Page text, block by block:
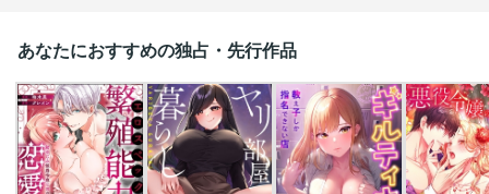
あなたにおすすめの独占・先行作品